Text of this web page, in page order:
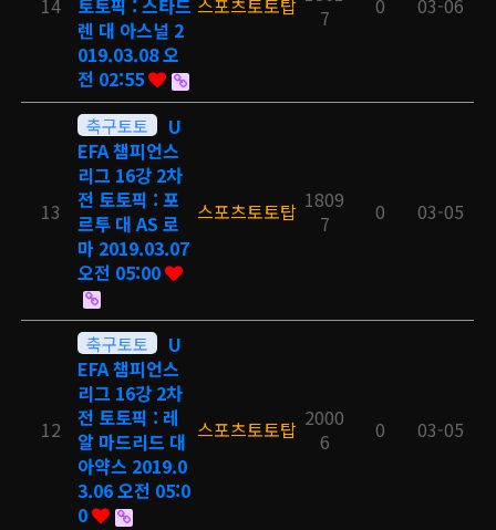
14
토토픽 : 스타드
렌 대 아스널 2
019.03.08 오
전 02:55
스포츠토토탑
7
0 03-06
13
축구토토
U
EFA 챔피언스
리그 16강 2차
전 토토픽 : 포
르투 대 AS 로
마 2019.03.07
오전 05:00
스포츠토토탑 1809
7
0 03-05
12
축구토토
U
EFA 챔피언스
리그 16강 2차
전 토토픽 : 레
알 마드리드 대
아약스 2019.0
3.06 오전 05:0
0
스포츠토토탑 2000
6
0 03-05